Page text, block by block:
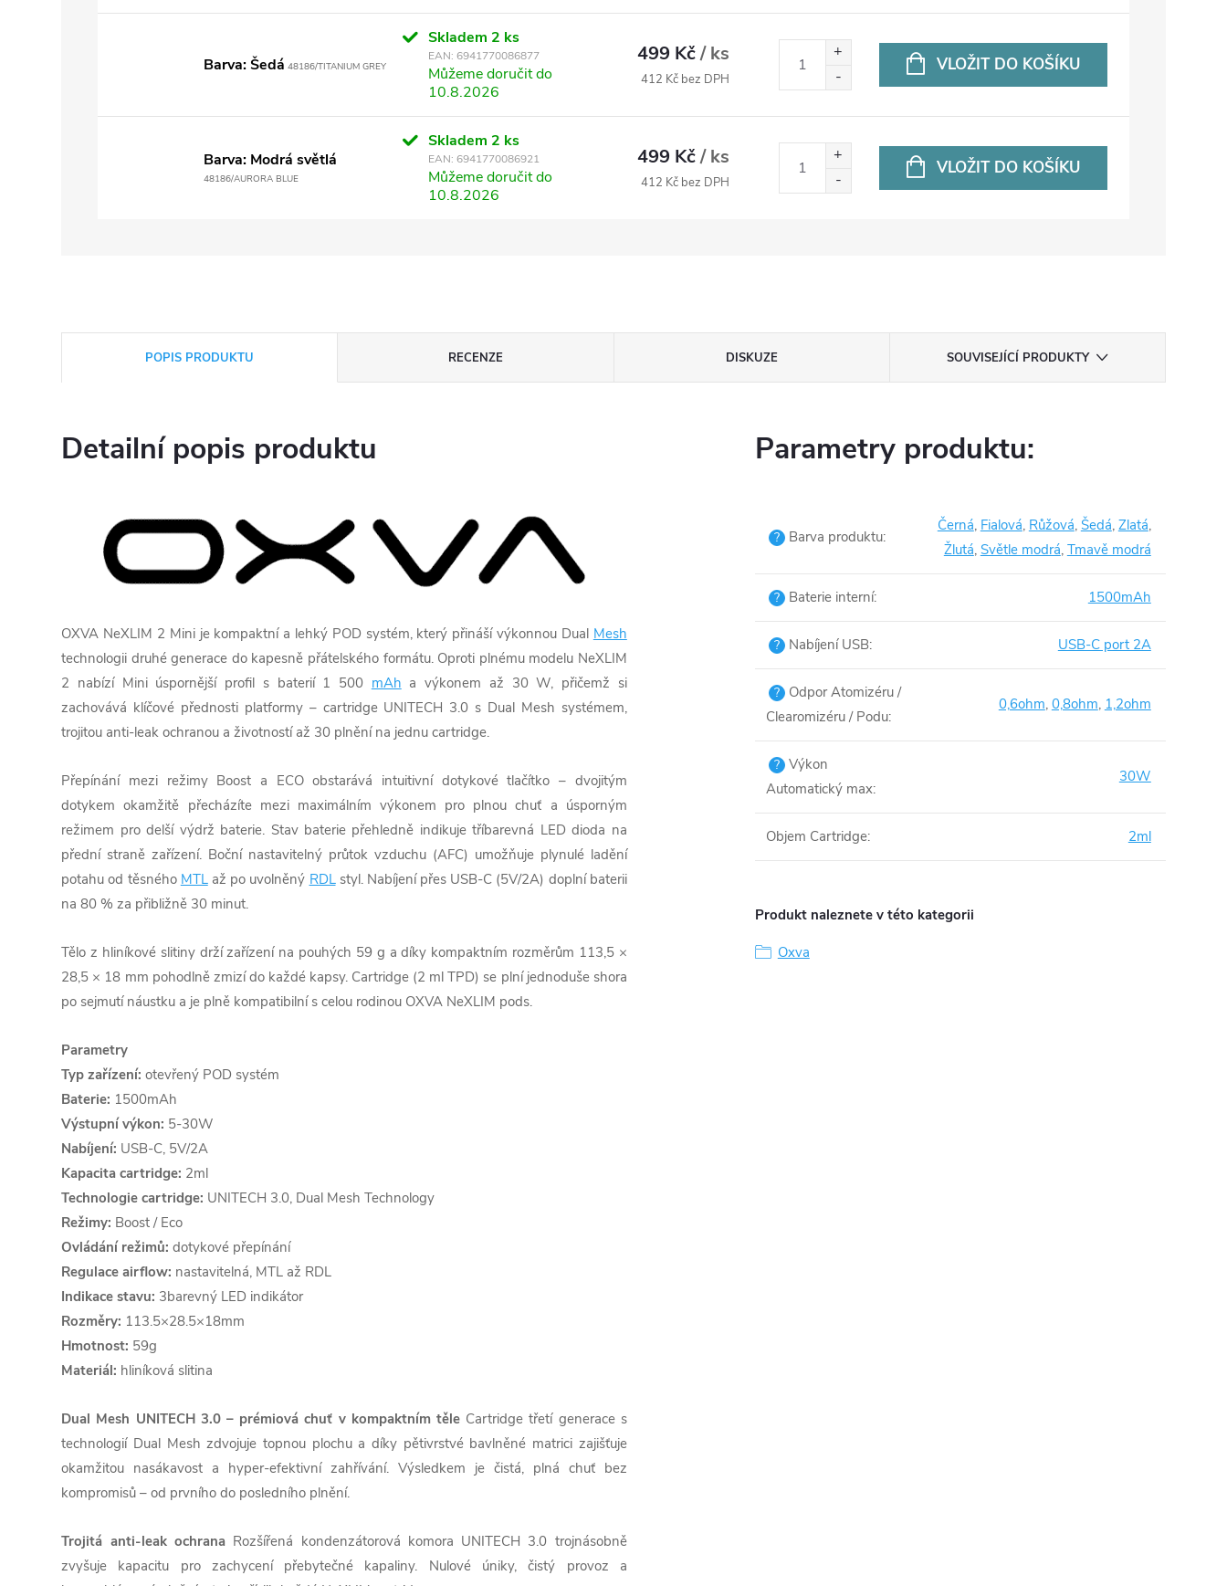
Barva: Šedá 48186/TITANIUM GREY
Skladem 2 ks
EAN: 6941770086877
Můžeme doručit do
10.8.2026
499 Kč/ ks
412 Kč bez DPH
VLOŽIT DO KOŠÍKU
Barva: Modrá světlá
48186/AURORA BLUE
Skladem 2 ks
EAN: 6941770086921
Můžeme doručit do
10.8.2026
499 Kč/ ks
412 Kč bez DPH
VLOŽIT DO KOŠÍKU
POPIS PRODUKTU RECENZE DISKUZE SOUVISEJÍCÍ PRODUKTY
Detailní popis produktu
OXVA NeXLIM 2 Mini je kompaktní a lehký POD systém, který přináší výkonnou Dual Mesh
technologii druhé generace do kapesně přátelského formátu. Oproti plnému modelu NeXLIM
2 nabízí Mini úspornější profil s baterií 1 500 mAh a výkonem až 30 W, přičemž si
zachovává klíčové přednosti platformy – cartridge UNITECH 3.0 s Dual Mesh systémem,
trojitou anti-leak ochranou a životností až 30 plnění na jednu cartridge.
Přepínání mezi režimy Boost a ECO obstarává intuitivní dotykové tlačítko – dvojitým
dotykem okamžitě přecházíte mezi maximálním výkonem pro plnou chuť a úsporným
režimem pro delší výdrž baterie. Stav baterie přehledně indikuje tříbarevná LED dioda na
přední straně zařízení. Boční nastavitelný průtok vzduchu (AFC) umožňuje plynulé ladění
potahu od těsného MTLaž po uvolněný RDLstyl. Nabíjení přes USB-C (5V/2A) doplní baterii
na 80 % za přibližně 30 minut.
Tělo z hliníkové slitiny drží zařízení na pouhých 59 g a díky kompaktním rozměrům 113,5 ×
28,5 × 18 mm pohodlně zmizí do každé kapsy. Cartridge (2 ml TPD) se plní jednoduše shora
po sejmutí náustku a je plně kompatibilní s celou rodinou OXVA NeXLIM pods.
Parametry
Typ zařízení: otevřený POD systém
Baterie: 1500mAh
Výstupní výkon: 5-30W
Nabíjení: USB-C, 5V/2A
Kapacita cartridge: 2ml
Technologie cartridge: UNITECH 3.0, Dual Mesh Technology
Režimy: Boost / Eco
Ovládání režimů: dotykové přepínání
Regulace airflow: nastavitelná, MTL až RDL
Indikace stavu: 3barevný LED indikátor
Rozměry: 113.5×28.5×18mm
Hmotnost: 59g
Materiál: hliníková slitina
Dual Mesh UNITECH 3.0 – prémiová chuť v kompaktním těle Cartridge třetí generace s
technologií Dual Mesh zdvojuje topnou plochu a díky pětivrstvé bavlněné matrici zajišťuje
okamžitou nasákavost a hyper-efektivní zahřívání. Výsledkem je čistá, plná chuť bez
kompromisů – od prvního do posledního plnění.
Trojitá anti-leak ochranaRozšířená kondenzátorová komora UNITECH 3.0 trojnásobně
zvyšuje kapacitu pro zachycení přebytečné kapaliny. Nulové úniky, čistý provoz a
Parametry produktu:
? Barva produktu:
Černá, Fialová, Růžová, Šedá, Zlatá,
Žlutá, Světle modrá, Tmavě modrá
? Baterie interní: 1500mAh
? Nabíjení USB: USB-C port 2A
? Odpor Atomizéru /
Clearomizéru / Podu:
0,6ohm, 0,8ohm, 1,2ohm
? Výkon
Automatický max:
30W
Objem Cartridge: 2ml
Produkt naleznete v této kategorii
Oxva